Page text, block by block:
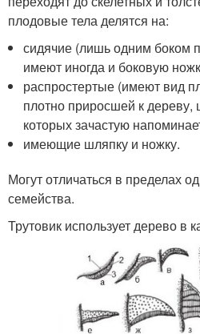
плодовые тела делятся на:
сидячие (лишь одним боком
имеют иногда и боковую
распростертые (имеют вид
плотно приросшей к дереву,
которых зачастую
имеющие шляпку и ножку.
Могут отличаться в пределах
семейства.
Трутовик использует дерево в